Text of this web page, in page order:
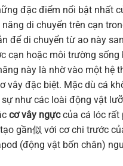
đặc điểm nổi bật nhất
di chuyển trên cạn
để di chuyển từ ao này
cạn hoặc môi trường sống
này là nhờ vào một hệ
vây đặc biệt. Mặc dù cá
như các loài động vật
cơ vây ngựccủa cá lóc rất
gần似 với cơ chi trước
(động vật bốn chân)